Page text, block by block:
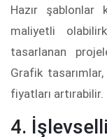
Hazır şablonlar
maliyetli
tasarlanan
Grafik
fiyatları artırabilir.
4.